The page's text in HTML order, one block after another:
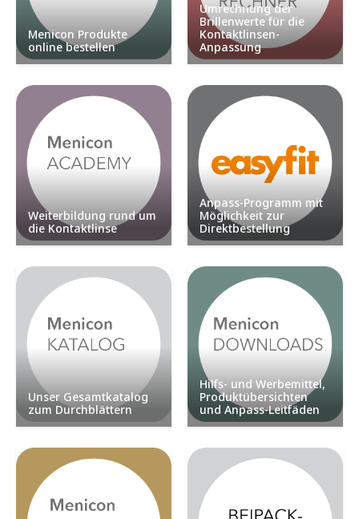
Menicon Produkte
online bestellen
Umrechnung der
Brillenwerte für die
Kontaktlinsen-
Anpassung
Weiterbildung rund um
die Kontaktlinse
Anpass-Programm mit
Möglichkeit zur
Direktbestellung
Unser Gesamtkatalog
zum Durchblättern
Hilfs- und Werbemittel,
Produktübersichten
und Anpass-Leitfäden